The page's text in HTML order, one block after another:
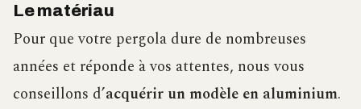
Le matériau
Pour que votre pergola dure de nombreuses
années et réponde à vos attentes, nous vous
conseillons d’acquérir un modèle en aluminium.